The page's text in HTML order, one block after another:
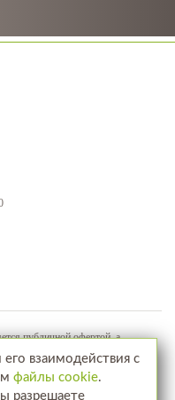
публичной офертой, а
материалов
взаимодействия с
файлы cookie.
разрешаете